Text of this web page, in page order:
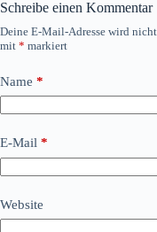
Schreibe einen Kommentar
Deine E-Mail-Adresse wird
mit * markiert
Name *
E-Mail *
Website